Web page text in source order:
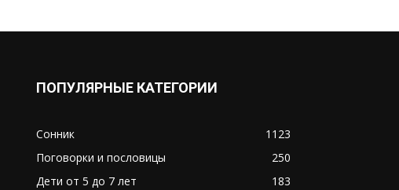
ПОПУЛЯРНЫЕ КАТЕГОРИИ
Сонник
1123
Поговорки и пословицы
250
Дети от 5 до 7 лет
183